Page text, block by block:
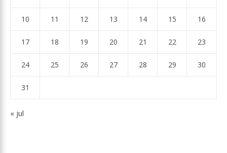
10 11 12 13 14 15 16
17 18 19 20 21 22 23
24 25 26 27 28 29 30
31
« jul